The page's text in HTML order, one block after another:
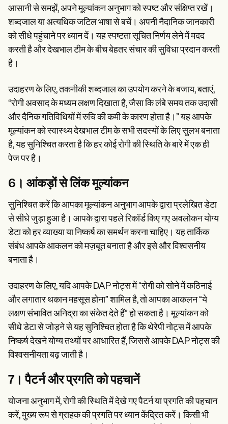
आसानी से समझें, अपने मूल्यांकन अनुभाग को स्पष्ट और संक्षिप्त रखें।
शब्दजाल या अत्यधिक जटिल भाषा से बचें। अपनी नैदानिक जानकारी
को सीधे पहुंचाने पर ध्यान दें। यह स्पष्टता सूचित निर्णय लेने में मदद
करती है और देखभाल टीम के बीच बेहतर संचार की सुविधा प्रदान करती
है।
उदाहरण के लिए, तकनीकी शब्दजाल का उपयोग करने के बजाय, बताएं,
“रोगी अवसाद के मध्यम लक्षण दिखाता है, जैसा कि लंबे समय तक उदासी
और दैनिक गतिविधियों में रुचि की कमी के कारण होता है।” यह आपके
मूल्यांकन को स्वास्थ्य देखभाल टीम के सभी सदस्यों के लिए सुलभ बनाता
है, यह सुनिश्चित करता है कि हर कोई रोगी की स्थिति के बारे में एक ही
पेज पर है।
6। आंकड़ों से लिंक मूल्यांकन
सुनिश्चित करें कि आपका मूल्यांकन अनुभाग आपके द्वारा प्रलेखित डेटा
से सीधे जुड़ा हुआ है। आपके द्वारा पहले रिकॉर्ड किए गए अवलोकन योग्य
डेटा को हर व्याख्या या निष्कर्ष का समर्थन करना चाहिए। यह तार्किक
संबंध आपके आकलन को मज़बूत बनाता है और इसे और विश्वसनीय
बनाता है।
उदाहरण के लिए, यदि आपके DAP नोट्स में “रोगी को सोने में कठिनाई
और लगातार थकान महसूस होना” शामिल है, तो आपका आकलन “ये
लक्षण संभावित अनिद्रा का संकेत देते हैं” हो सकता है। मूल्यांकन को
सीधे डेटा से जोड़ने से यह सुनिश्चित होता है कि थेरेपी नोट्स में आपके
निष्कर्ष देखने योग्य तथ्यों पर आधारित हैं, जिससे आपके DAP नोट्स की
विश्वसनीयता बढ़ जाती है।
7। पैटर्न और प्रगति को पहचानें
योजना अनुभाग में, रोगी की स्थिति में देखे गए पैटर्न या प्रगति की पहचान
करें, मुख्य रूप से ग्राहक की प्रगति पर ध्यान केंद्रित करें। किसी भी